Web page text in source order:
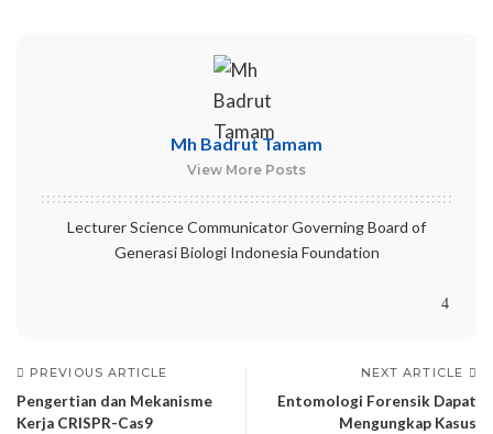
Mh Badrut Tamam
View More Posts
Lecturer Science Communicator Governing Board of
Generasi Biologi Indonesia Foundation
PREVIOUS ARTICLE
Pengertian dan Mekanisme
Kerja CRISPR-Cas9
NEXT ARTICLE
Entomologi Forensik Dapat
Mengungkap Kasus